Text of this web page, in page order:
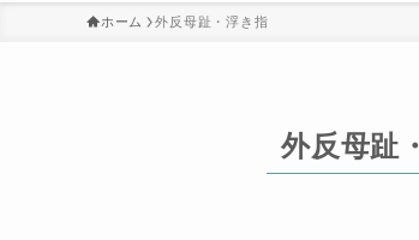
ホーム 外反母趾・浮き指
外反母趾